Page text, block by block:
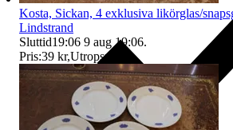
Kosta, Sickan, 4 exklusiva likörglas/
Lindstrand
Sluttid19:06 9 aug 19:06.
Pris:39 kr,Utropspris